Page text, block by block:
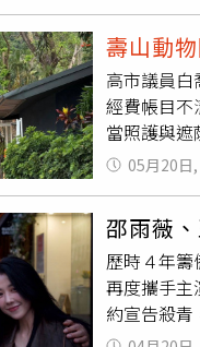
府交通及
客選擇配合
業者叫苦連
飯。屏東
動，希望能
發言人曹先
看法。六
市議員秦慧
林珍羽說
展演動物一
物園，賦
沛憶表示，
行法規著
壽山動
高市議員白
經費帳目不
當照護與遮
護，每日皆
善處置。
對遭指動
立，動物展
當遮蔭，讓
高原地區
05月20日
邵雨薇
歷時４年
再度攜手主
約宣告殺
回憶。邵雨